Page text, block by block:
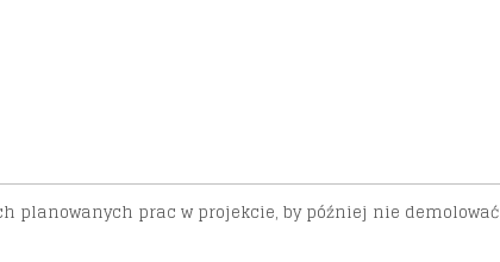
planowanych prac w projekcie, by później nie demolować